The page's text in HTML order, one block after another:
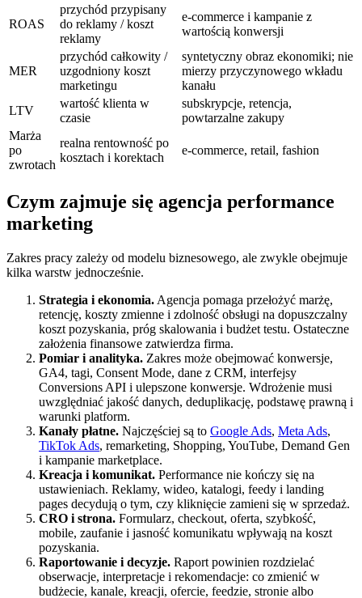
ROAS
przychód przypisany
do reklamy / koszt
reklamy
e-commerce i kampanie z
wartością konwersji
MER
przychód całkowity /
uzgodniony koszt
marketingu
syntetyczny obraz ekonomiki; nie
mierzy przyczynowego wkładu
kanału
LTV
wartość klienta w
czasie
subskrypcje, retencja,
powtarzalne zakupy
Marża
po
zwrotach
realna rentowność po
kosztach i korektach
e-commerce, retail, fashion
Czym zajmuje się agencja performance
marketing
Zakres pracy zależy od modelu biznesowego, ale zwykle obejmuje
kilka warstw jednocześnie.
Strategia i ekonomia. Agencja pomaga przełożyć marżę,
retencję, koszty zmienne i zdolność obsługi na dopuszczalny
koszt pozyskania, próg skalowania i budżet testu. Ostateczne
założenia finansowe zatwierdza firma.
Pomiar i analityka. Zakres może obejmować konwersje,
GA4, tagi, Consent Mode, dane z CRM, interfejsy
Conversions API i ulepszone konwersje. Wdrożenie musi
uwzględniać jakość danych, deduplikację, podstawę prawną i
warunki platform.
Kanały płatne. Najczęściej są to Google Ads, Meta Ads,
TikTok Ads, remarketing, Shopping, YouTube, Demand Gen
i kampanie marketplace.
Kreacja i komunikat. Performance nie kończy się na
ustawieniach. Reklamy, wideo, katalogi, feedy i landing
pages decydują o tym, czy kliknięcie zamieni się w sprzedaż.
CRO i strona. Formularz, checkout, oferta, szybkość,
mobile, zaufanie i jasność komunikatu wpływają na koszt
pozyskania.
Raportowanie i decyzje. Raport powinien rozdzielać
obserwacje, interpretacje i rekomendacje: co zmienić w
budżecie, kanale, kreacji, ofercie, feedzie, stronie albo